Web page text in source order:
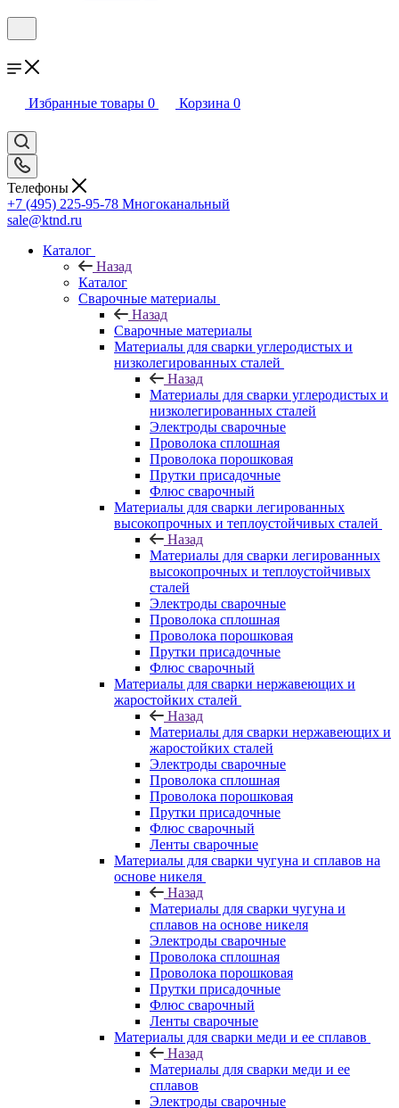
Избранные товары 0 Корзина 0
Телефоны
+7 (495) 225-95-78 Многоканальный
sale@ktnd.ru
Каталог
Назад
Каталог
Сварочные материалы
Назад
Сварочные материалы
Материалы для сварки углеродистых и
низколегированных сталей
Назад
Материалы для сварки углеродистых и
низколегированных сталей
Электроды сварочные
Проволока сплошная
Проволока порошковая
Прутки присадочные
Флюс сварочный
Материалы для сварки легированных
высокопрочных и теплоустойчивых сталей
Назад
Материалы для сварки легированных
высокопрочных и теплоустойчивых
сталей
Электроды сварочные
Проволока сплошная
Проволока порошковая
Прутки присадочные
Флюс сварочный
Материалы для сварки нержавеющих и
жаростойких сталей
Назад
Материалы для сварки нержавеющих и
жаростойких сталей
Электроды сварочные
Проволока сплошная
Проволока порошковая
Прутки присадочные
Флюс сварочный
Ленты сварочные
Материалы для сварки чугуна и сплавов на
основе никеля
Назад
Материалы для сварки чугуна и
сплавов на основе никеля
Электроды сварочные
Проволока сплошная
Проволока порошковая
Прутки присадочные
Флюс сварочный
Ленты сварочные
Материалы для сварки меди и ее сплавов
Назад
Материалы для сварки меди и ее
сплавов
Электроды сварочные